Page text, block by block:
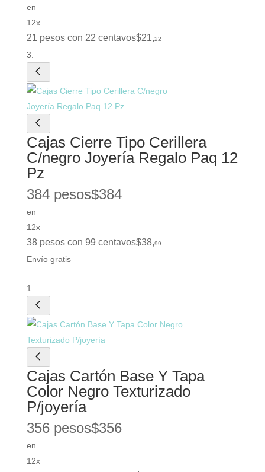
en
12x
21 pesos con 22 centavos$21,22
Cajas Cierre Tipo Cerillera
C/negro Joyería Regalo Paq 12
Pz
384 pesos$384
en
12x
38 pesos con 99 centavos$38,99
Envío gratis
Cajas Cartón Base Y Tapa
Color Negro Texturizado
P/joyería
356 pesos$356
en
12x